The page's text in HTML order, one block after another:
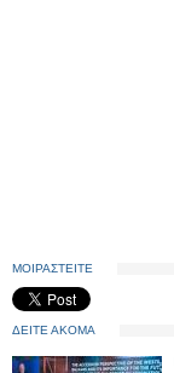
ΜΟΙΡΑΣΤΕΙΤΕ
ΔΕΙΤΕ ΑΚΟΜΑ